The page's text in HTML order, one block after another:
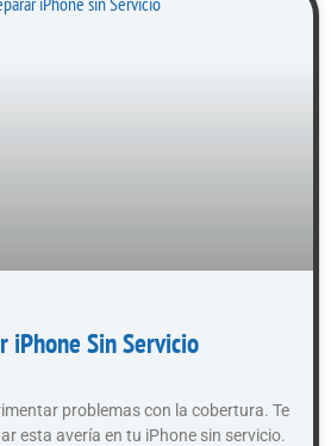
iPhone Sin Servicio
problemas con la cobertura. Te
esta avería en tu iPhone sin servicio.